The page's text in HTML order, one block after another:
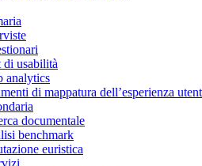
di usabilità
analytics
di mappatura dell’esperienza
documentale
benchmark
euristica